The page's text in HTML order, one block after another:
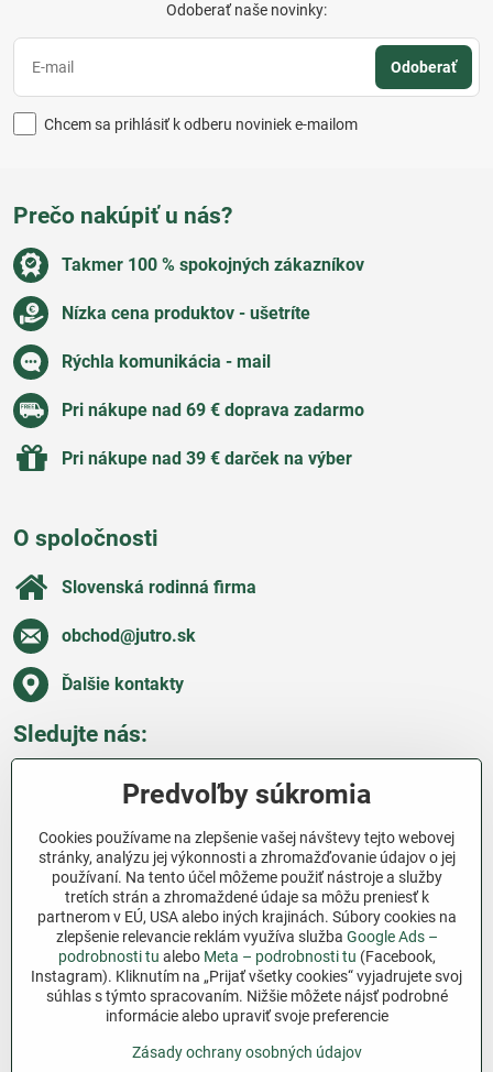
Odoberať naše novinky:
Odoberať
Chcem sa prihlásiť k odberu noviniek e-mailom
Prečo nakúpiť u nás?
Takmer 100 % spokojných zákazníkov
Nízka cena produktov - ušetríte
Rýchla komunikácia - mail
Pri nákupe nad 69 € doprava zadarmo
Pri nákupe nad 39 € darček na výber
O spoločnosti
Slovenská rodinná firma
obchod​@jutro​.sk
Ďalšie kontakty
Sledujte nás:
Všetko o nákupe
Ďakujeme za podporu
Sme slovenský e-shop bez dotácií​. Fungujeme len
vďaka vám – ľuďom, ktorí veria v poctivú prácu a
lásku k pôde​. Každý nákup na Jutro​.sk nám pomáha
pokračovať v tom, čo má zmysel – pomáhať
záhradkárom zadarmo a srdcom​.
Predvoľby súkromia
Cookies používame na zlepšenie vašej návštevy tejto webovej
stránky, analýzu jej výkonnosti a zhromažďovanie údajov o jej
používaní. Na tento účel môžeme použiť nástroje a služby
tretích strán a zhromaždené údaje sa môžu preniesť k
partnerom v EÚ, USA alebo iných krajinách. Súbory cookies na
zlepšenie relevancie reklám využíva služba Google Ads –
podrobnosti tu alebo Meta – podrobnosti tu (Facebook,
Instagram). Kliknutím na „Prijať všetky cookies“ vyjadrujete svoj
súhlas s týmto spracovaním. Nižšie môžete nájsť podrobné
informácie alebo upraviť svoje preferencie
Zásady ochrany osobných údajov